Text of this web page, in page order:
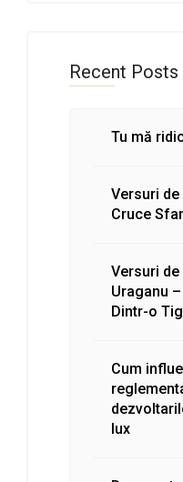
Recent Posts
Tu mă
Versuri de
Cruce
Versuri
Uraganu
Dintr-o
Cum
lux